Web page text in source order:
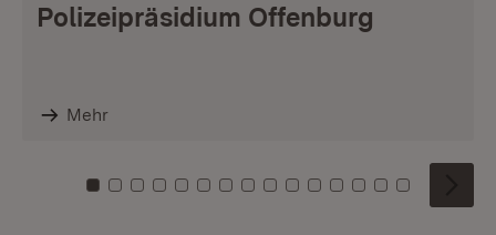
Polizeipräsidium Offenburg
Mehr
Zu Kachel: 0
Zu Kachel: 1
Zu Kachel: 2
Zu Kachel: 3
Zu Kachel: 4
Zu Kachel: 5
Zu Kachel: 6
Zu Kachel: 7
Zu Kachel: 8
Zu Kachel: 9
Zu Kachel: 10
Zu Kachel: 11
Zu Kachel: 12
Zu Kachel:
Zu